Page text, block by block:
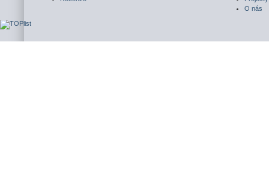
O nás